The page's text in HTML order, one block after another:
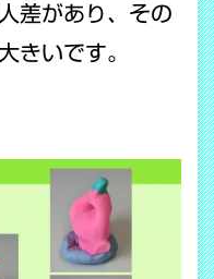
差があり、その
きいです。